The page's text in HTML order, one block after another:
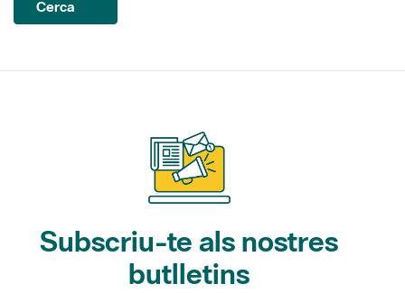
Cerca
Subscriu-te als nostres
butlletins